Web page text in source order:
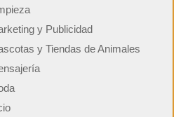
y Publicidad
y Tiendas de Animales